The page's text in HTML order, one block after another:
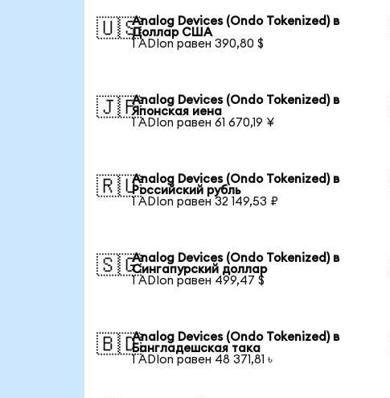
🇺🇸Analog Devices (Ondo Tokenized) в
Доллар США
1 ADIon равен 390,80 $
🇯🇵Analog Devices (Ondo Tokenized) в
Японская иена
1 ADIon равен 61 670,19 ¥
🇷🇺Analog Devices (Ondo Tokenized) в
Российский рубль
1 ADIon равен 32 149,53 ₽
🇸🇬Analog Devices (Ondo Tokenized) в
Сингапурский доллар
1 ADIon равен 499,47 $
🇧🇩Analog Devices (Ondo Tokenized) в
Бангладешская така
1 ADIon равен 48 371,81 ৳